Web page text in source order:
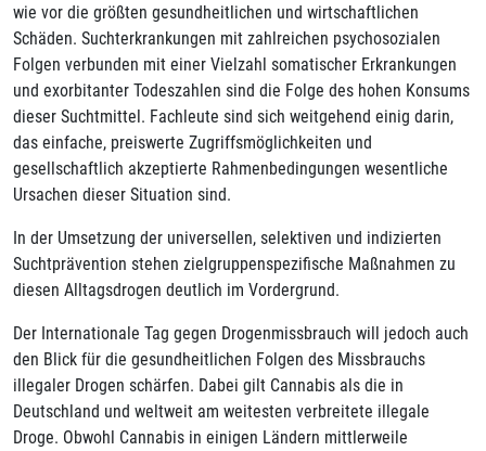
wie vor die größten gesundheitlichen und wirtschaftlichen
Schäden. Suchterkrankungen mit zahlreichen psychosozialen
Folgen verbunden mit einer Vielzahl somatischer Erkrankungen
und exorbitanter Todeszahlen sind die Folge des hohen Konsums
dieser Suchtmittel. Fachleute sind sich weitgehend einig darin,
das einfache, preiswerte Zugriffsmöglichkeiten und
gesellschaftlich akzeptierte Rahmenbedingungen wesentliche
Ursachen dieser Situation sind.
In der Umsetzung der universellen, selektiven und indizierten
Suchtprävention stehen zielgruppenspezifische Maßnahmen zu
diesen Alltagsdrogen deutlich im Vordergrund.
Der Internationale Tag gegen Drogenmissbrauch will jedoch auch
den Blick für die gesundheitlichen Folgen des Missbrauchs
illegaler Drogen schärfen. Dabei gilt Cannabis als die in
Deutschland und weltweit am weitesten verbreitete illegale
Droge. Obwohl Cannabis in einigen Ländern mittlerweile